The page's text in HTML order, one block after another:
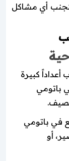
أي مشاكل
أعداداً كبيرة
باتومي
في باتومي
أو